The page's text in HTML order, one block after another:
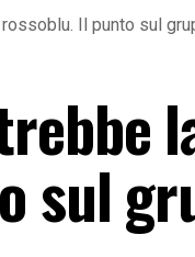
Il punto sul
sul